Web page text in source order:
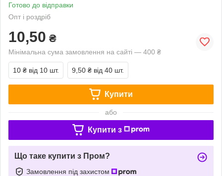
Готово до відправки
Опт і роздріб
10,50 ₴
Мінімальна сума замовлення на сайті — 400 ₴
10 ₴ від 10 шт. 9,50 ₴ від 40 шт.
Купити
або
Купити з
Що таке купити з Пром?
Замовлення під захистом